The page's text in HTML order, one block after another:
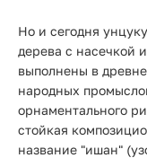
Но и сегодня
дерева с насечкой
выполнены в
народных
орнаментального
стойкая
название "ишан"